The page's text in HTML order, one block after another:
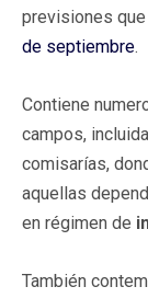
previsiones
de septiembre.
Contiene
campos,
comisarías,
aquellas
en régimen de
También